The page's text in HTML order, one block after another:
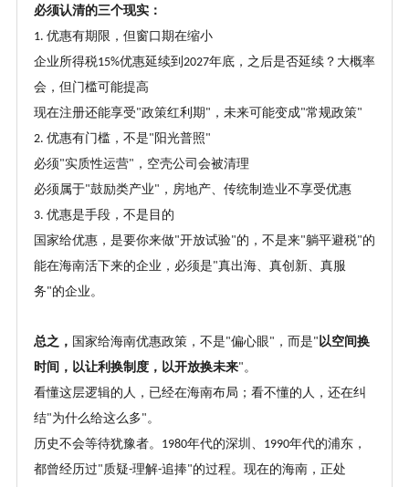
必须认清的三个现实：
1. 优惠有期限，但窗口期在缩小
企业所得税15%优惠延续到 2027年底，之后是否延续？大概率
会，但门槛可能提高
现在注册还能享受"政策红利期 " ，未来可能变成"常规政策"
2. 优惠有门槛，不是" 阳光普照"
必须"实质性运营" ，空壳公司会被清理
必须属于"鼓励类产业" ，房地产、传统制造业不享受优惠
3. 优惠是手段，不是目的
国家给优惠，是要你来做"开放试验"的，不是来"躺平避税"的
能在海南活下来的企业，必须是"真出海、真创新、真服
务"的企业。
总之， 国家给海南优惠政策，不是"偏心眼" ，而是"以空间换
时间，以让利换制度，以开放换未来"。
看懂这层逻辑的人，已经在海南布局；看不懂的人，还在纠
结"为什么给这么多"。
历史不会等待犹豫者。 1980年代的深圳、 1990年代的浦东，
都曾经历过"质疑-理解-追捧"的过程。现在的海南，正处